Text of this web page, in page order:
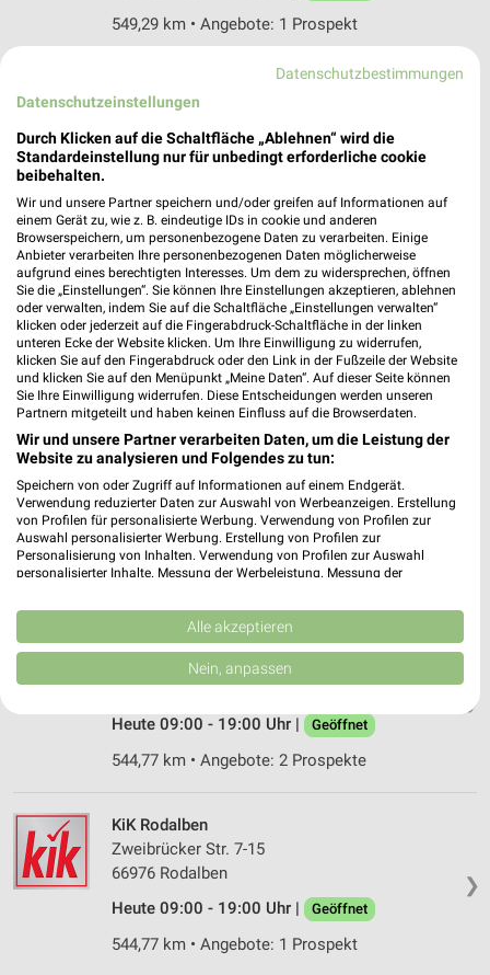
549,29 km • Angebote: 1 Prospekt
Hauptstraße 13-15
66953 Primasens
Heute 09:30 - 19:00 Uhr |
549,19 km
KiK Pirmasens
Winzlerstraße 90
66955 Pirmasens
Heute 09:00 - 18:30 Uhr | Geöffnet
549,86 km • Angebote: 1 Prospekt
AWG Mode Center Pirmasens
Zweibrücker Str. 149
66953 Pirmasens
Heute 09:00 - 18:00 Uhr | Geöffnet
548,59 km
❯
NKD Rodalben
Zweibrücker Str. 5-15
66976 Rodalben
Heute 09:00 - 19:00 Uhr |
Geöffnet
544,77 km • Angebote: 2 Prospekte
❯
KiK Rodalben
Zweibrücker Str. 7-15
66976 Rodalben
Heute 09:00 - 19:00 Uhr |
Geöffnet
544,77 km • Angebote: 1 Prospekt
Datenschutzbestimmungen
Datenschutzeinstellungen
Durch Klicken auf die Schaltfläche „Ablehnen“ wird die
Standardeinstellung nur für unbedingt erforderliche cookie
beibehalten.
Wir und unsere Partner speichern und/oder greifen auf Informationen auf
einem Gerät zu, wie z. B. eindeutige IDs in cookie und anderen
Browserspeichern, um personenbezogene Daten zu verarbeiten. Einige
Anbieter verarbeiten Ihre personenbezogenen Daten möglicherweise
aufgrund eines berechtigten Interesses. Um dem zu widersprechen, öffnen
Sie die „Einstellungen“. Sie können Ihre Einstellungen akzeptieren, ablehnen
oder verwalten, indem Sie auf die Schaltfläche „Einstellungen verwalten“
klicken oder jederzeit auf die Fingerabdruck-Schaltfläche in der linken
unteren Ecke der Website klicken. Um Ihre Einwilligung zu widerrufen,
klicken Sie auf den Fingerabdruck oder den Link in der Fußzeile der Website
und klicken Sie auf den Menüpunkt „Meine Daten“. Auf dieser Seite können
Sie Ihre Einwilligung widerrufen. Diese Entscheidungen werden unseren
Partnern mitgeteilt und haben keinen Einfluss auf die Browserdaten.
Wir und unsere Partner verarbeiten Daten, um die Leistung der
Website zu analysieren und Folgendes zu tun:
Speichern von oder Zugriff auf Informationen auf einem Endgerät.
Verwendung reduzierter Daten zur Auswahl von Werbeanzeigen. Erstellung
von Profilen für personalisierte Werbung. Verwendung von Profilen zur
Auswahl personalisierter Werbung. Erstellung von Profilen zur
Personalisierung von Inhalten. Verwendung von Profilen zur Auswahl
personalisierter Inhalte. Messung der Werbeleistung. Messung der
Kombinationen von Daten aus verschiedenen Quellen. Entwicklung und
Verbesserung der Angebote. Verwendung reduzierter Daten zur Auswahl
von Inhalten.
Daten können außerhalb der Europäischen Union weitergegeben und in die
USA gesendet werden.
Website/App.
Speichern von oder Zugriff auf Informationen
auf einem Endgerät
Verwendung reduzierter Daten zur Auswahl von
Werbeanzeigen
Alle akzeptieren
Nein, anpassen